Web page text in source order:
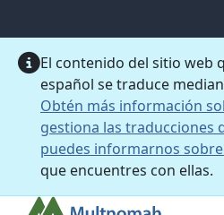
El contenido del sitio web
español se traduce
Obtén más información
gestiona las traducciones
puedes informarnos
que encuentres con ellas.